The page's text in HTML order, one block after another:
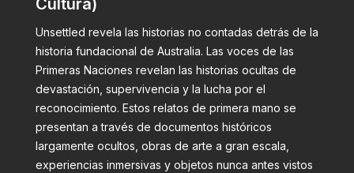
Cultura)
Unsettled revela las historias no contadas detrás de la
historia fundacional de Australia. Las voces de las
Primeras Naciones revelan las historias ocultas de
devastación, supervivencia y la lucha por el
reconocimiento. Estos relatos de primera mano se
presentan a través de documentos históricos
largamente ocultos, obras de arte a gran escala,
experiencias inmersivas y objetos nunca antes vistos